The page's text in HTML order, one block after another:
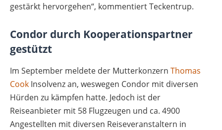
gestärkt hervorgehen“, kommentiert Teckentrup.
Condor durch Kooperationspartner
gestützt
Im September meldete der Mutterkonzern Thomas
Cook Insolvenz an, weswegen Condor mit diversen
Hürden zu kämpfen hatte. Jedoch ist der
Reiseanbieter mit 58 Flugzeugen und ca. 4900
Angestellten mit diversen Reiseveranstaltern in